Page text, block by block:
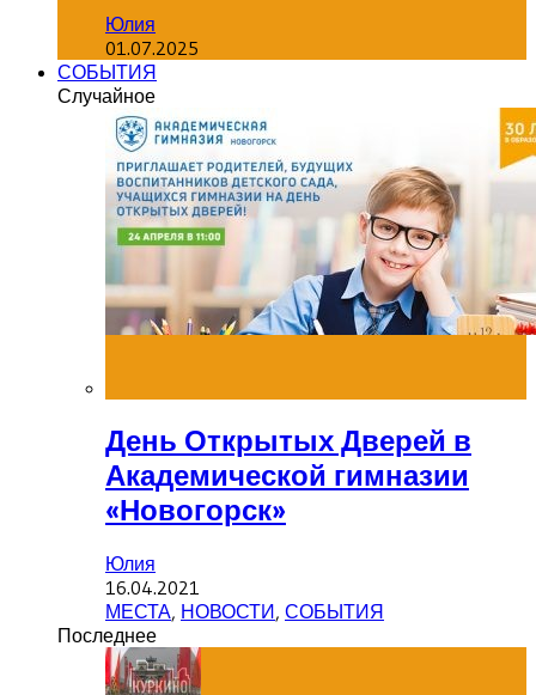
Юлия
01.07.2025
СОБЫТИЯ
Случайное
День Открытых Дверей в
Академической гимназии
«Новогорск»
Юлия
16.04.2021
МЕСТА, НОВОСТИ, СОБЫТИЯ
Последнее